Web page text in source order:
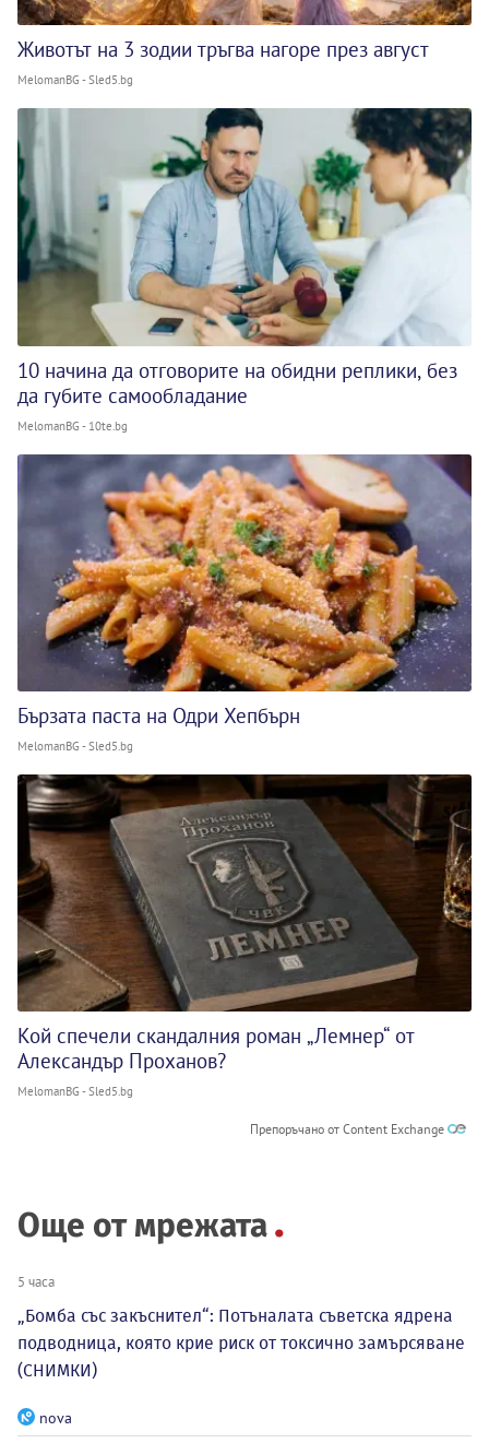
Животът на 3 зодии тръгва нагоре през август
MelomanBG - Sled5.bg
10 начина да отговорите на обидни реплики, без
да губите самообладание
MelomanBG - 10te.bg
Бързата паста на Одри Хепбърн
MelomanBG - Sled5.bg
Кой спечели скандалния роман „Лемнер“ от
Александър Проханов?
MelomanBG - Sled5.bg
Препоръчано от Content Exchange
Още от мрежата
5 часа
„Бомба със закъснител“: Потъналата съветска ядрена
подводница, която крие риск от токсично замърсяване
(СНИМКИ)
nova